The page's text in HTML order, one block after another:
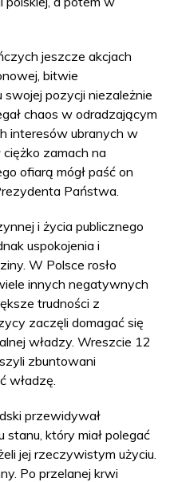
jeszcze akcjach
bitwie
pozycji niezależnie
chaos w odradzającym
interesów ubranych w
zamach na
ofiarą mógł paść on
Państwa.
i życia publicznego
uspokojenia i
W Polsce rosło
innych negatywnych
trudności z
zaczęli domagać się
władzy. Wreszcie 12
zbuntowani
władzę.
przewidywał
stanu, który miał polegać
jej rzeczywistym użyciu.
Po przelanej krwi